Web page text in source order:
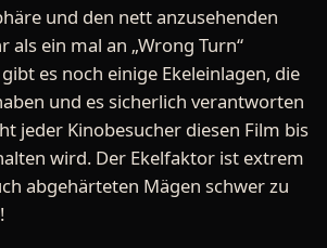
und den nett anzusehenden
als ein mal an „Wrong Turn“
es noch einige Ekeleinlagen, die
und es sicherlich verantworten
jeder Kinobesucher diesen Film bis
wird. Der Ekelfaktor ist extrem
abgehärteten Mägen schwer zu